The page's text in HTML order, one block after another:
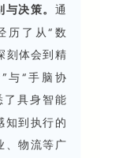
决策。 通
历了从“数
刻体会到精
与“手脑协
了具身智能
知到执行的
、物流等广